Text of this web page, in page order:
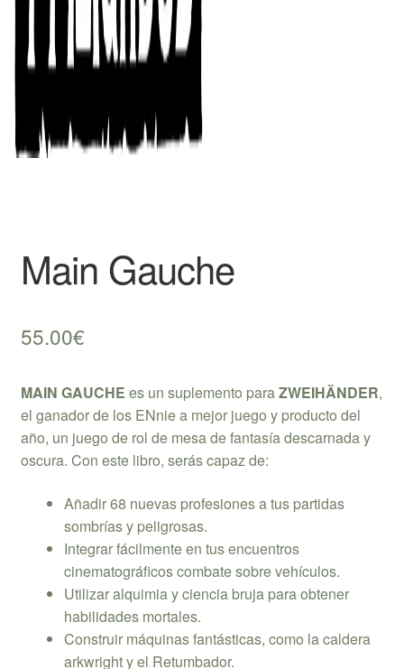
Main Gauche
55.00€
MAIN GAUCHE es un suplemento paraZWEIHÄNDER,
el ganador de los ENnie a mejor juego y producto del
año, un juego de rol de mesa de fantasía descarnada y
oscura. Con este libro, serás capaz de:
Añadir 68 nuevas profesiones a tus partidas
sombrías y peligrosas.
Integrar fácilmente en tus encuentros
cinematográficos combate sobre ­vehículos.
Utilizar alquimia y ciencia bruja para obtener
habilidades mortales.
Construir máquinas fantásticas, como la caldera
arkwright y el Retumbador.